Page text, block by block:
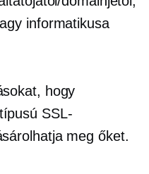
informatikusa
hogy
SSL-
meg őket.